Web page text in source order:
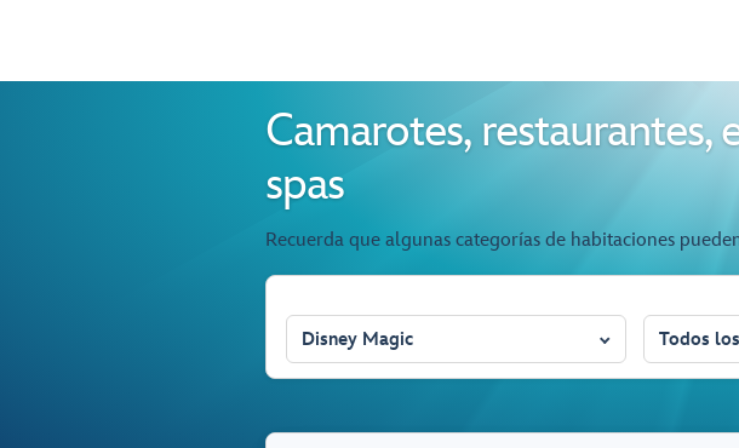
Camarotes, restaurantes,
spas
Recuerda que algunas categorías de habitaciones
Disney Magic